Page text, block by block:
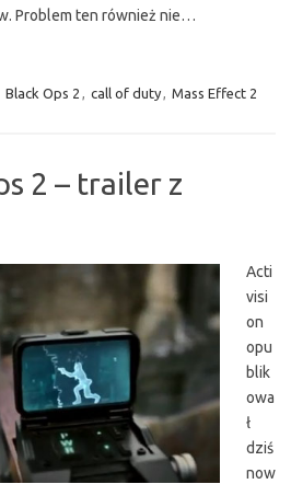
Problem ten również nie…
Black Ops 2 call of duty Mass Effect 2
2 – trailer z
Acti
visi
on
opu
blik
owa
ł
dziś
now